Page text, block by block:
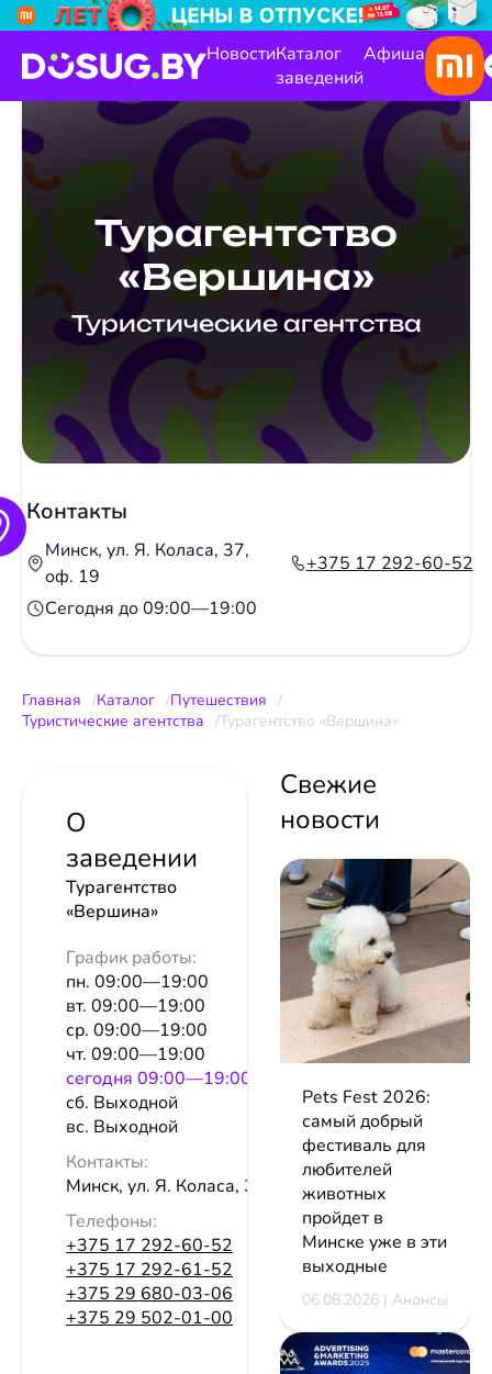
НовостиКаталог
заведений
Афиша
Турагентство
«Вершина»
Туристические агентства
Контакты
Минск, ул. Я. Коласа, 37,
оф. 19
+375 17 292-60-52
Сегодня до 09:00—19:00
Главная Каталог
Путешествия
Туристические агентства
Турагентство «Вершина»
О
заведении
Турагентство
«Вершина»
График работы:
пн. 09:00—19:00
вт. 09:00—19:00
ср. 09:00—19:00
чт. 09:00—19:00
сeгодня 09:00—19:00
сб. Выходной
вс. Выходной
Контакты:
Минск, ул. Я. Коласа, 37, оф. 19
Телефоны:
+375 17 292-60-52
+375 17 292-61-52
+375 29 680-03-06
+375 29 502-01-00
Свежие
новости
Pets Fest 2026:
самый добрый
фестиваль для
любителей
животных
пройдет в
Минске уже в эти
выходные
06.08.2026 | Анонсы